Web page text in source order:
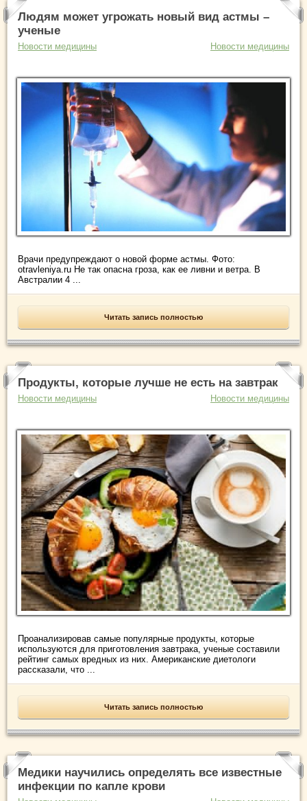
Людям может угрожать новый вид астмы –
ученые
Новости медицины Новости медицины
Врачи предупреждают о новой форме астмы. Фото:
otravleniya.ru Не так опасна гроза, как ее ливни и ветра. В
Австралии 4 ...
Читать запись полностью
Продукты, которые лучше не есть на завтрак
Новости медицины Новости медицины
Проанализировав самые популярные продукты, которые
используются для приготовления завтрака, ученые составили
рейтинг самых вредных из них. Американские диетологи
рассказали, что ...
Читать запись полностью
Медики научились определять все известные
инфекции по капле крови